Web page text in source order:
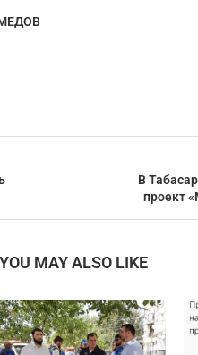
В
проект
YOU MAY ALSO LIKE